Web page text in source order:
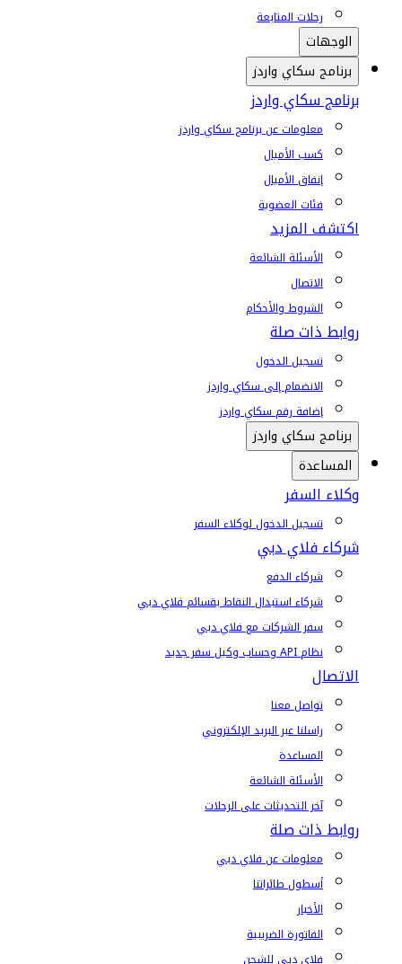
رحلات المتابعة
الوجهات
برنامج سكاي واردز
برنامج سكاي واردز
معلومات عن برنامج سكاي واردز
كسب الأميال
إنفاق الأميال
فئات العضوية
اكتشف المزيد
الأسئلة الشائعة
الاتصال
الشروط والأحكام
روابط ذات صلة
تسجيل الدخول
الانضمام إلى سكاي واردز
إضافة رقم سكاي واردز
برنامج سكاي واردز
المساعدة
وكلاء السفر
تسجيل الدخول لوكلاء السفر
شركاء فلاي دبي
شركاء الدفع
شركاء استبدال النقاط بقسائم فلاي دبي
سفر الشركات مع فلاي دبي
نظام API وحساب وكيل سفر جديد
الاتصال
تواصل معنا
راسلنا عبر البريد الإلكتروني
المساعدة
الأسئلة الشائعة
آخر التحديثات على الرحلات
روابط ذات صلة
معلومات عن فلاي دبي
أسطول طائراتنا
الأخبار
الفاتورة الضريبية
فلاي دبي للشحن